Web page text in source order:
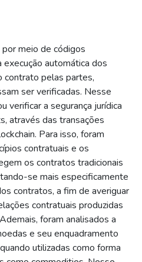
meio de códigos
execução automática dos
pelas partes,
ser verificadas. Nesse
verificar a segurança jurídica
através das transações
Para isso, foram
contratuais e os
os contratos tradicionais
se mais especificamente
contratos, a fim de averiguar
contratuais produzidas
foram analisados a
e seu enquadramento
utilizadas como forma